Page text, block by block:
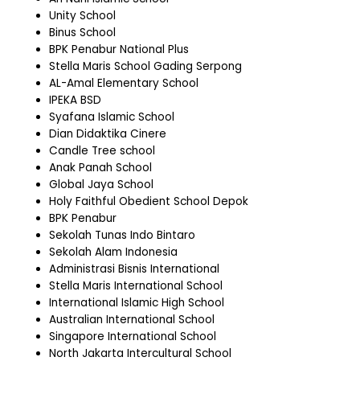
Unity School
Binus School
BPK Penabur National Plus
Stella Maris School Gading Serpong
AL-Amal Elementary School
IPEKA BSD
Syafana Islamic School
Dian Didaktika Cinere
Candle Tree school
Anak Panah School
Global Jaya School
Holy Faithful Obedient School Depok
BPK Penabur
Sekolah Tunas Indo Bintaro
Sekolah Alam Indonesia
Administrasi Bisnis International
Stella Maris International School
International Islamic High School
Australian International School
Singapore International School
North Jakarta Intercultural School